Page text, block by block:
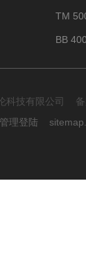
TM
BB
科技有限公司 备
管理登陆